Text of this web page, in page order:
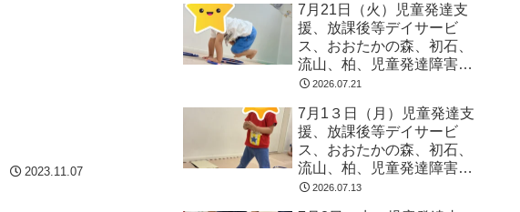
2023.11.07
る 発達障害 放デイ 自
閉症 ADHD アスペルガ
ー症候
7月21日（火）児童発達支
援、放課後等デイサービ
ス、おおたかの森、初石、
流山、柏、児童発達障害
運動療育 柳沢運動プログ
る 発達障害 放デイ 自
閉症 ADHD アスペルガ
ー症候
2026.07.21
7月1３日（月）児童発達支
援、放課後等デイサービ
ス、おおたかの森、初石、
流山、柏、児童発達障害
運動療育 柳沢運動プログ
2026.07.13